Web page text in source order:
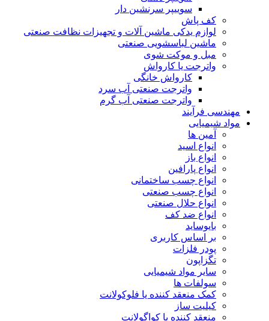
سوییپر سرنشین دار
کف پاش
لوازم یدکی ماشین آلات و تجهیزات نظافت صنعتی
ماشین لباسشویی صنعتی
مبل و موکت شوی
واترجت یا کارواش
کارواش خانگی
واترجت صنعتی آب سرد
واترجت صنعتی آب گرم
مهندسی فرآیند
مواد شیمیایی
آمین ها
انواع اسید
انواع باز
انواع پارافین
انواع چسب ساختمانی
انواع چسب صنعتی
انواع حلال صنعتی
انواع ضد کف
بایوساید
بر اساس کاربری
پودر فلزات
تگزاپون
سایر مواد شیمیایی
سولفات ها
کمک منعقد کننده یا فلوکولانت
کیلیت ساز
منعقد کننده یا کواگولانت